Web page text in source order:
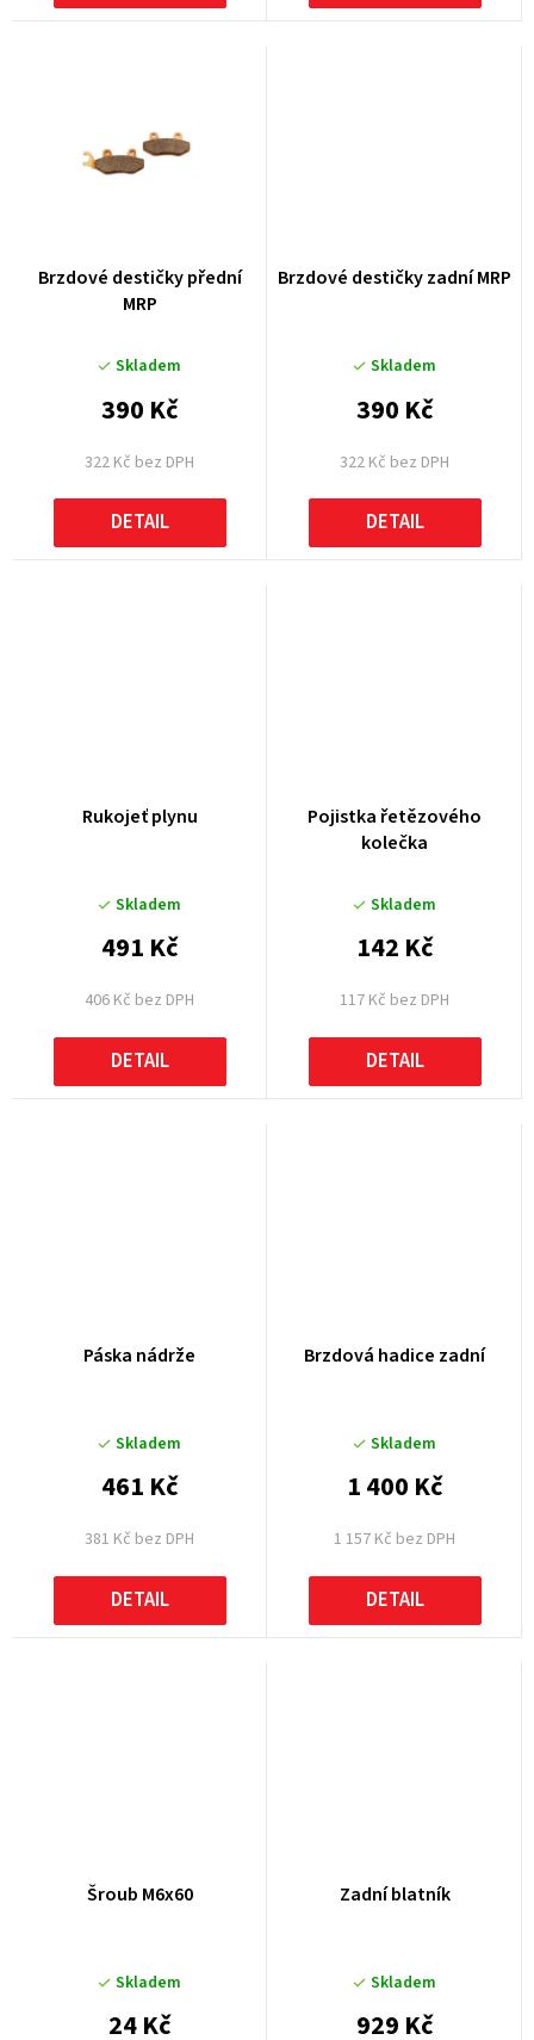
Brzdové destičky přední
MRP
Skladem
322 Kč bez DPH
390 Kč
DETAIL
Brzdové destičky zadní MRP
Skladem
322 Kč bez DPH
390 Kč
DETAIL
Rukojeť plynu
Skladem
406 Kč bez DPH
491 Kč
DETAIL
Pojistka řetězového
kolečka
Skladem
117 Kč bez DPH
142 Kč
DETAIL
Páska nádrže
Skladem
381 Kč bez DPH
461 Kč
DETAIL
Brzdová hadice zadní
Skladem
1 157 Kč bez DPH
1 400 Kč
DETAIL
Šroub M6x60
Skladem
24 Kč
Zadní blatník
Skladem
929 Kč